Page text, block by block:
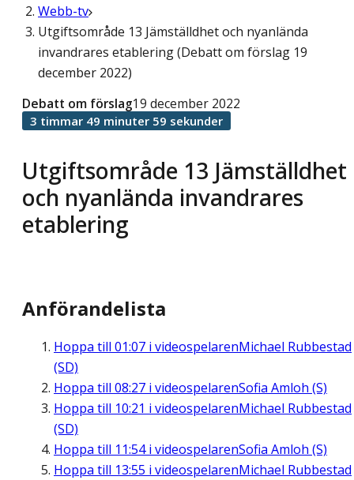
Webb-tv
Utgiftsområde 13 Jämställdhet och nyanlända
invandrares etablering (Debatt om förslag 19
december 2022)
Utgiftsområde 13 Jämställdhet
och nyanlända invandrares
etablering
Debatt om förslag19 december 2022
3 timmar 49 minuter 59 sekunder
Anförandelista
Hoppa till 01:07 i videospelarenMichael Rubbestad
(SD)
Hoppa till 08:27 i videospelarenSofia Amloh (S)
Hoppa till 10:21 i videospelarenMichael Rubbestad
(SD)
Hoppa till 11:54i videospelarenSofia Amloh (S)
Hoppa till 13:55 i videospelarenMichael Rubbestad